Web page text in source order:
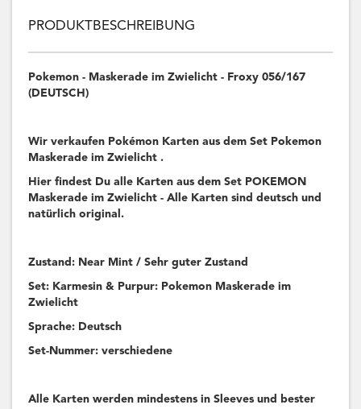
PRODUKTBESCHREIBUNG
Pokemon - Maskerade im Zwielicht - Froxy 056/167
(DEUTSCH)
Wir verkaufen Pokémon Karten aus dem Set Pokemon
Maskerade im Zwielicht .
Hier findest Du alle Karten aus dem Set POKEMON
Maskerade im Zwielicht - Alle Karten sind deutsch und
natürlich original.
Zustand: Near Mint / Sehr guter Zustand
Set: Karmesin & Purpur: Pokemon Maskerade im
Zwielicht
Sprache: Deutsch
Set-Nummer: verschiedene
Alle Karten werden mindestens in Sleeves und bester